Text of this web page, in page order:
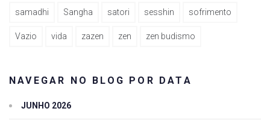
samadhi Sangha satori sesshin sofrimento
Vazio vida zazen zen zen budismo
NAVEGAR NO BLOG POR DATA
JUNHO 2026